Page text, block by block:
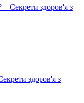
Секрети здоров'я з
здоров'я з